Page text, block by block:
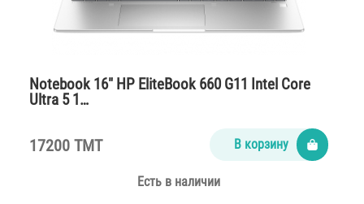
Notebook 16″ HP EliteBook 660 G11 Intel Core
Ultra 5 1…
17200 TMT В корзину
Есть в наличии